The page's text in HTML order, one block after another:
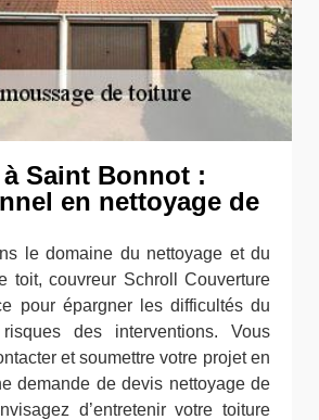
Saint Bonnot :
en nettoyage de
le domaine du nettoyage et du
toit, couvreur Schroll Couverture
pour épargner les difficultés du
des interventions. Vous
et soumettre votre projet en
demande de devis nettoyage de
d’entretenir votre toiture